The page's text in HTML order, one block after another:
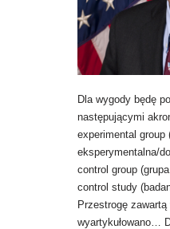
Dla wygody będę
następującymi
experimental group
eksperymentalna/
control group
control study
Przestrogę
wyartykułowano…